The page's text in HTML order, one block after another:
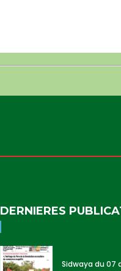
DERNIERES
Sidwaya du 07